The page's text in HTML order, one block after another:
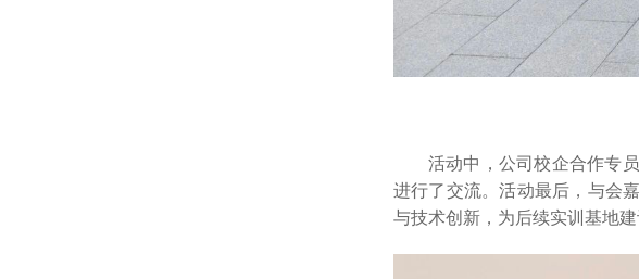
活动中，公司校企合作专
进行了交流。活动最后，与会
与技术创新，为后续实训基地